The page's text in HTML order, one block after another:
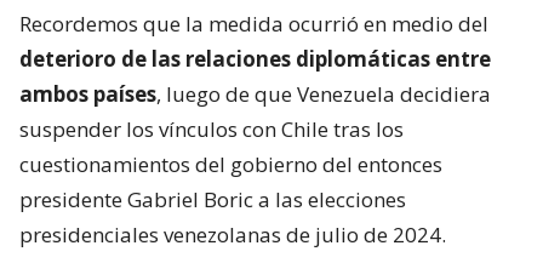
Recordemos que la medida ocurrió en medio del
deterioro de las relaciones diplomáticas entre
ambos países, luego de que Venezuela decidiera
suspender los vínculos con Chile tras los
cuestionamientos del gobierno del entonces
presidente Gabriel Boric a las elecciones
presidenciales venezolanas de julio de 2024.